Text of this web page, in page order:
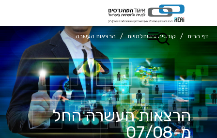
דף הבית / קורסים והשתלמויות / הרצאות העשרה
הרצאות העשרה החל
מ-07/08